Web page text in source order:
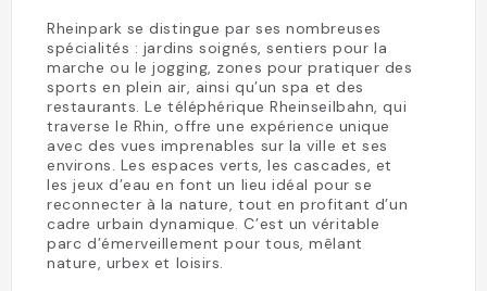
Rheinpark se distingue par ses nombreuses
spécialités : jardins soignés, sentiers pour la
marche ou le jogging, zones pour pratiquer des
sports en plein air, ainsi qu’un spa et des
restaurants. Le téléphérique Rheinseilbahn, qui
traverse le Rhin, offre une expérience unique
avec des vues imprenables sur la ville et ses
environs. Les espaces verts, les cascades, et
les jeux d’eau en font un lieu idéal pour se
reconnecter à la nature, tout en profitant d’un
cadre urbain dynamique. C’est un véritable
parc d’émerveillement pour tous, mêlant
nature, urbex et loisirs.